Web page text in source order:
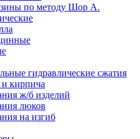
по методу Шор А.
гидравлические сжатия
кирпича
ж/б изделий
люков
на изгиб